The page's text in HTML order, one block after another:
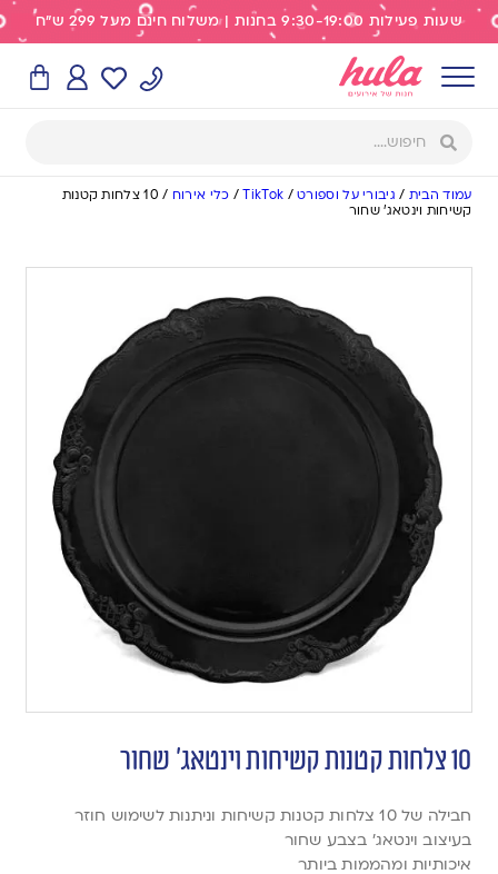
שעות פעילות 9:30-19:00 בחנות | משלוח חינם מעל 299 ש"ח
עמוד הבית / גיבורי על וספורט/
TikTok
/ כלי אירוח /
10 צלחות קטנות
קשיחות וינטאג׳ שחור
10 צלחות קטנות קשיחות וינטאג׳ שחור
חבילה של 10 צלחות קטנות קשיחות וניתנות לשימוש חוזר
בעיצוב וינטאג׳ בצבע שחור
איכותיות ומהממות ביותר